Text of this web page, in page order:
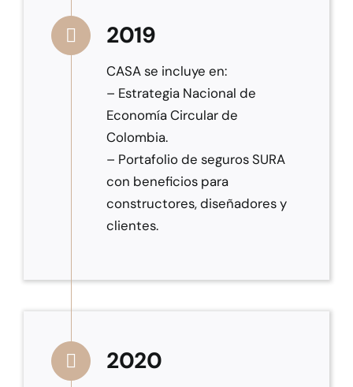
2019
CASA se incluye en:
– Estrategia Nacional de
Economía Circular de
Colombia.
– Portafolio de seguros SURA
con beneficios para
constructores, diseñadores y
clientes.
2020